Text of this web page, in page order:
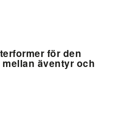
för den
äventyr och